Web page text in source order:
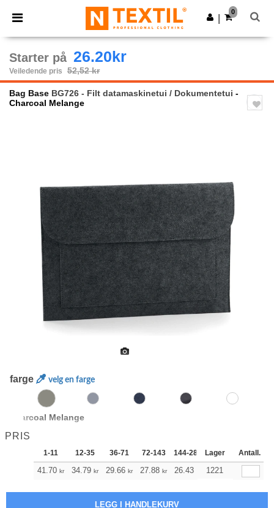
× Ntextil-app
Bedre priser i appen!
Last ned app
0
Previous
Starter på 26.20kr
Veiledende pris 52,52 kr
Bag Base BG726 - Filt datamaskinetui / Dokumentetui -
Charcoal Melange
farge velg en farge
Charcoal Melange
PRIS
1-11 12-35 36-71 72-143 144-287 288 + Mer
Lager Antall.
41.70 kr 34.79 kr 29.66 kr 27.88 kr 26.43 26.20
1221